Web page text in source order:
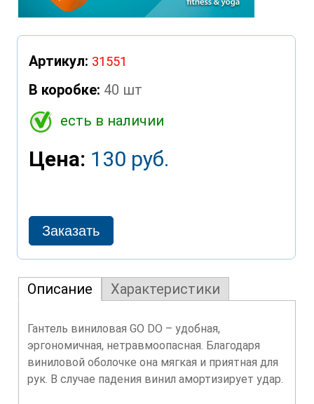
Артикул: 31551
В коробке: 40 шт
есть в наличии
Цена: 130 руб.
Описание Характеристики
Гантель виниловая GO DO – удобная,
эргономичная, нетравмоопасная. Благодаря
виниловой оболочке она мягкая и приятная для
рук. В случае падения винил амортизирует удар.